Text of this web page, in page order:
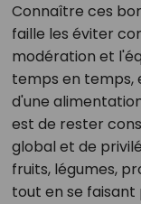
Connaître ces
faille les éviter
modération et
temps en temps,
d'une
est de rester
global et de
fruits, légumes,
tout en se faisant